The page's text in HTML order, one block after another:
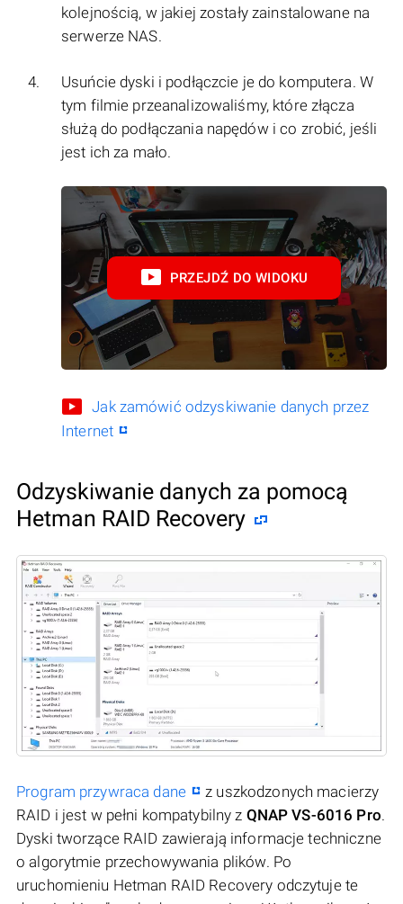
kolejnością, w jakiej zostały zainstalowane na
serwerze NAS.
Usuńcie dyski i podłączcie je do komputera. W
tym filmie przeanalizowaliśmy, które złącza
służą do podłączania napędów i co zrobić, jeśli
jest ich za mało.
PRZEJDŹ DO WIDOKU
Jak zamówić odzyskiwanie danych przez
Internet
Odzyskiwanie danych za pomocą
Hetman RAID Recovery
Program przywraca dane
z uszkodzonych macierzy
RAID i jest w pełni kompatybilny z QNAP VS-6016 Pro.
Dyski tworzące RAID zawierają informacje techniczne
o algorytmie przechowywania plików. Po
uruchomieniu Hetman RAID Recovery odczytuje te